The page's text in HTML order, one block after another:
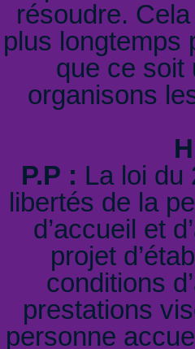
résoudre.
plus longtemps
que ce soit
organisons
P.P : La loi du
libertés de la
d’accueil et
projet
conditions
prestations
personne